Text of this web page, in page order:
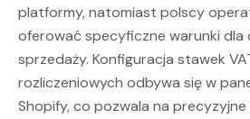
platformy, natomiast polscy
oferować specyficzne warunki dla
sprzedaży. Konfiguracja stawek
rozliczeniowych odbywa się w
Shopify, co pozwala na